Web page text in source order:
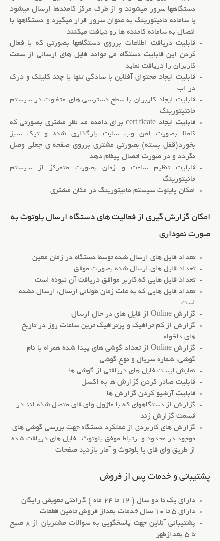
دستگاهها سرور میشوند و از طرف مرکز کامندها ارسال میشود
یا سامانه مانیتورینگ به عنوان سرور قرار میگیرد و دستگاهها با
اتصال به سامانه کامنده ها رو دیافت میکنند
قابلیت دریافت اطلاعات برروی دستگاهها بصورتی که با فعال
کردن این قابلیت دستگاه می تواند فایل های ارسالی از سمت
کاربران را دریافت نماید
قابلیت ایجاد محتوای آفلاین با سادگی تنها با چند کلیلک و درک
در اب
قابلیت ایجاد کاربران با سطح دسترسی های متفاوت در سیستم
مانتیتورینگ
قابلیت ایجاد certificate برای دامنه مد نظر مشتری بصورتی که
کاملا بصورت امن وب سایت بارگذاری شده و تیک سبز
بخورد(قفل بسته) بصورتی مشتری برروی صفحه ی جعلی وصل
نگردد و در صورت اتصال پیغام دهد
قابلیت تنظیم ساعت و زمان بصورت متمرکز از سیستم
مانیتورینگ
امکان پایلوت سیستم مانیتورینگ در مکان مشتری
امکان گزارش گیری از فعالیت های دستگاه ارسال بلوتوث به
صورت نموداری
تعداد فایل های ارسال شده توسط دستگاه در زمان معین
تعداد فایل های ارسال شده بصورت موفق
تعداد فایل هایی که کاربر موافق دریافت آن نبوده است
تعداد فایل هایی که به علت زمان طولانی ارسال، ارسال نشده
است
گزارش Online از فایل های در حال ارسال
گزارش از کم ترافیک و پرترافیک ترین ساعات روز در تاریخ
های دلخواه
گزارش Online از تعداد گوشی های پیدا شده همراه با نام
گوشی، شماره سریال و نوع گوشی
نمایش لیست فایل های دریافتی از گوشی ها
قابلیت صادر کردن گزارش ها به اکسل
قابلیت آرشیو کردن گزارش ها
گزارش از دستگاههای که با ماژول وای فای متصل شذه اند در
قسمت گزارش زند
گزارش های کاربردی از عملکرد دستگاه جهت بررسی گوشی های
موجود در محدود و ارتباط موفق بلوتوث ، فایل های دریافت شده
از طریق وای فای یا بلوتوث و آمار بازدید صفحات
پشتیبانی و خدمات پس از فروش
دارای یک تا دو سال ( 12 تا 24 ماه ) گارانتی تعویض رایگان
دارای 5 تا 10 سال خدمات بعداز فروش تامین قطعات
پشتیبانی آنلاین جهت پاسخگویی به سوالات مشتریان از 8 صبح
تا 5 بعدازظهر